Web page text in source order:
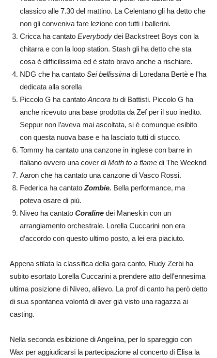
classico alle 7.30 del mattino. La Celentano gli ha detto che
non gli conveniva fare lezione con tutti i ballerini.
Cricca ha cantato Everybody dei Backstreet Boys con la
chitarra e con la loop station. Stash gli ha detto che sta
cosa è difficilissima ed è stato bravo anche a rischiare.
NDG che ha cantato Sei bellissima di Loredana Bertè e l’ha
dedicata alla sorella
Piccolo G ha cantato Ancora tu di Battisti. Piccolo G ha
anche ricevuto una base prodotta da Zef per il suo inedito.
Seppur non l’aveva mai ascoltata, si è comunque esibito
con questa nuova base e ha lasciato tutti di stucco.
Tommy ha cantato una canzone in inglese con barre in
italiano ovvero una cover di Moth to a flame di The Weeknd
Aaron che ha cantato una canzone di Vasco Rossi.
Federica ha cantato Zombie. Bella performance, ma
poteva osare di più.
Niveo ha cantato Coraline dei Maneskin con un
arrangiamento orchestrale. Lorella Cuccarini non era
d’accordo con questo ultimo posto, a lei era piaciuto.
Appena stilata la classifica della gara canto, Rudy Zerbi ha
subito esortato Lorella Cuccarini a prendere atto dell’ennesima
ultima posizione di Niveo, allievo. La prof di canto ha però detto
di sua spontanea volontà di aver già visto una ragazza ai
casting.
Nella seconda esibizione di Angelina, per lo spareggio con
Wax per aggiudicarsi la partecipazione al concerto di Elisa la